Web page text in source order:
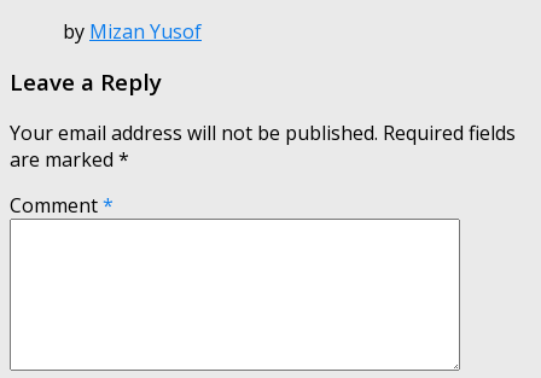
by Mizan Yusof
Leave a Reply
Your email address will not be published. Required fields
are marked *
Comment*